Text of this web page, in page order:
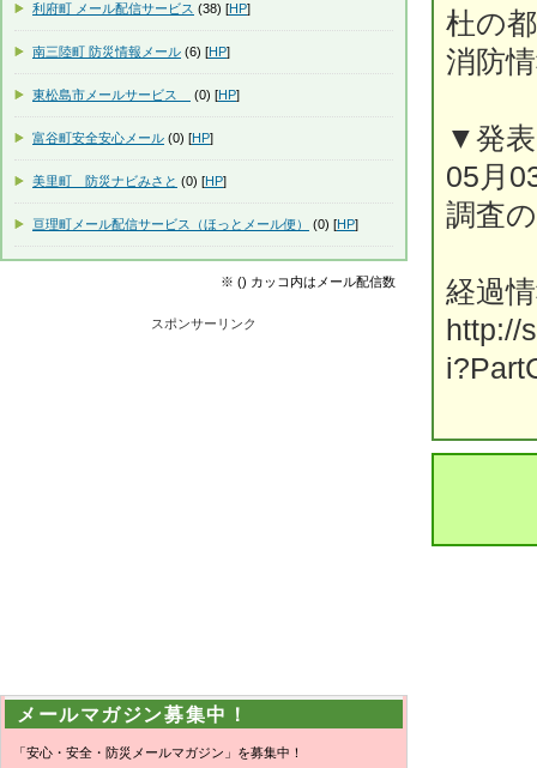
杜の
消防
▼発
05月
調査
経過
http://
利府町 メール配信サービス (38) [HP]
南三陸町 防災情報メール (6) [HP]
東松島市メールサービス (0) [HP]
富谷町安全安心メール (0) [HP]
美里町 防災ナビみさと (0) [HP]
亘理町メール配信サービス（ほっとメール便） (0) [HP]
※ () カッコ内はメール配信数
スポンサーリンク
メールマガジン募集中！
「安心・安全・防災メールマガジン」を募集中！